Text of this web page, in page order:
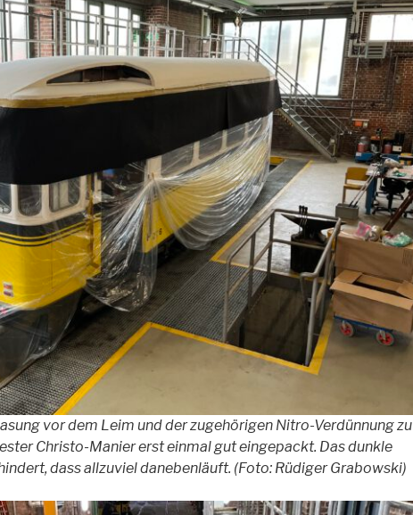
vor dem Leim und der zugehörigen Nitro-Verdünnung zu
Christo-Manier erst einmal gut eingepackt. Das dunkle
dass allzuviel danebenläuft. (Foto: Rüdiger Grabowski)